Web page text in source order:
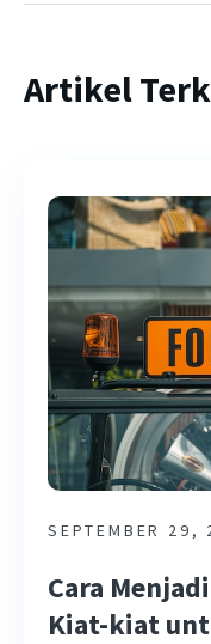
Artikel
SEPTEMBER 29,
Cara
Kiat-kiat